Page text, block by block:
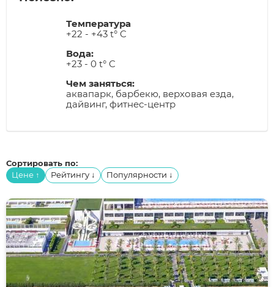
Температура
+22 - +43 t° C
Вода:
+23 - 0 t° C
Чем заняться:
аквапарк, барбекю, верховая езда,
дайвинг, фитнес-центр
Сортировать по:
Цене ↑ Рейтингу ↓ Популярности ↓